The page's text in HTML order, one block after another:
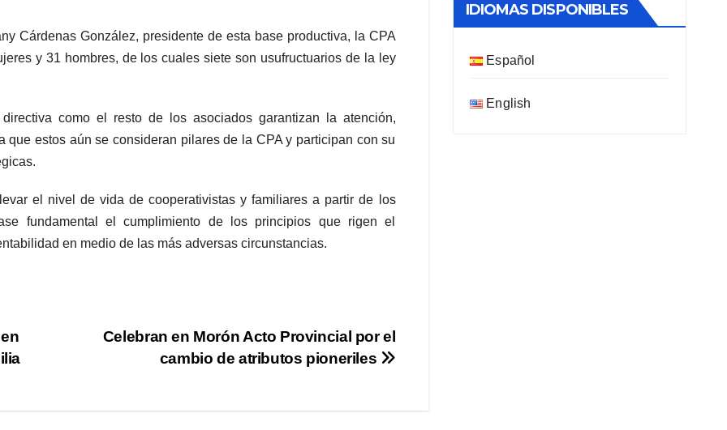
Cárdenas González, presidente de esta base productiva, la CPA
y 31 hombres, de los cuales siete son usufructuarios de la ley
como el resto de los asociados garantizan la atención,
estos aún se consideran pilares de la CPA y participan con su
el nivel de vida de cooperativistas y familiares a partir de los
fundamental el cumplimiento de los principios que rigen el
en medio de las más adversas circunstancias.
Celebran en Morón Acto Provincial por el
cambio de atributos pioneriles
IDIOMAS DISPONIBLES
Español
English